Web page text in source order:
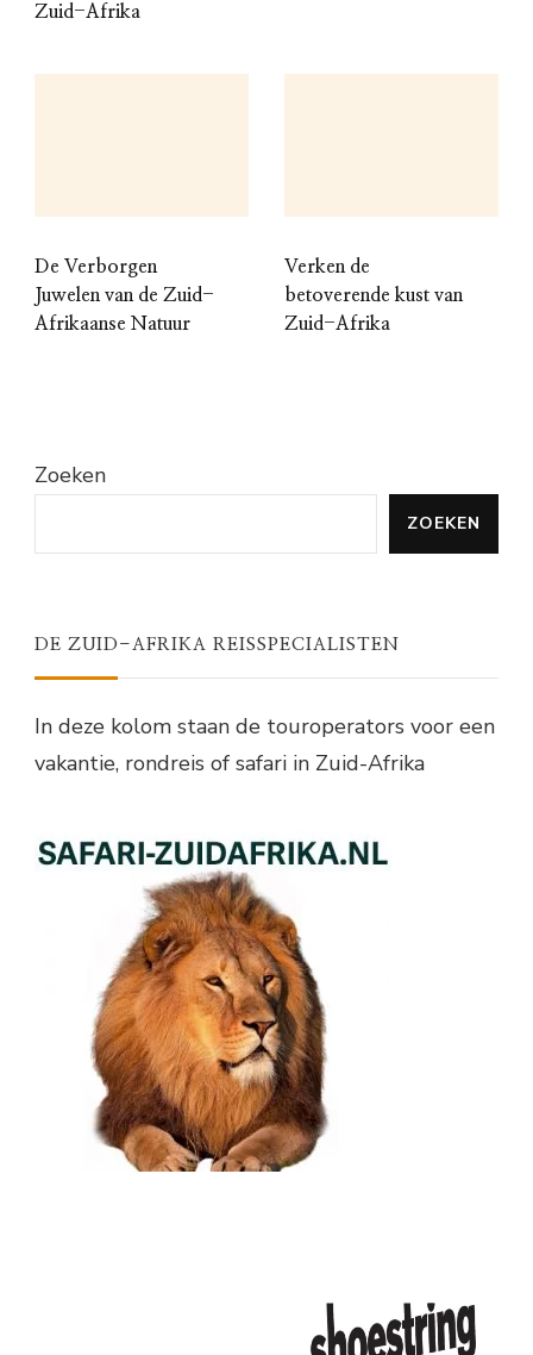
Zuid-Afrika
De Verborgen
Juwelen van de Zuid-
Afrikaanse Natuur
Verken de
betoverende kust van
Zuid-Afrika
Zoeken
ZOEKEN
DE ZUID-AFRIKA REISSPECIALISTEN
In deze kolom staan de touroperators voor een
vakantie, rondreis of safari in Zuid-Afrika